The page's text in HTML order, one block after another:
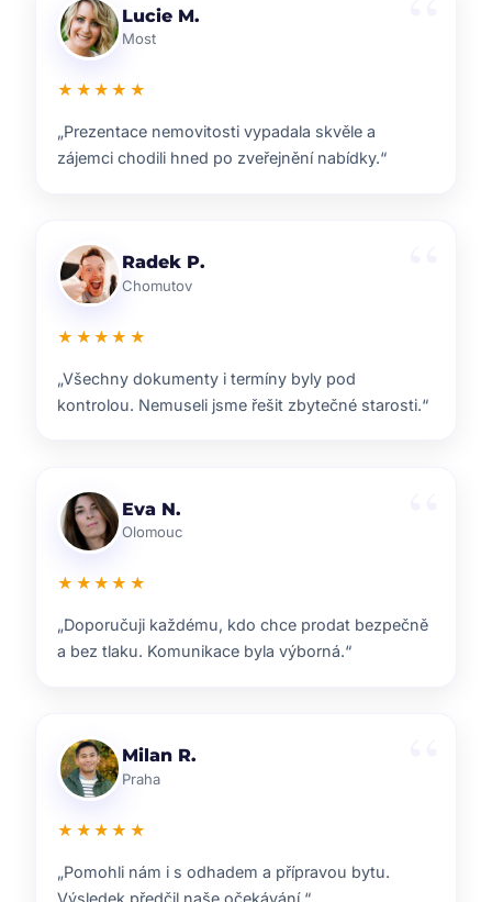
Klára D.
Pardubice
★★★★★
„Rychlá reakce, dobrý marketing a férové jednání.
Přesně takhle si představuji realitní služby.“
Pavel B.
Brno
★★★★★
„Od prvního setkání bylo jasné, že ví, co dělají.
Prodej proběhl hladce a za dobrou cenu.“
Lenka T.
Plzeň
★★★★★
„Velmi příjemná spolupráce. Každý krok nám
vysvětlili a vždy jsme věděli, co nás čeká.“
Ondřej S.
Liberec
★★★★★
„ZOO reality nám pomohli s prodejem domu i s
navazujícím hledáním nového bydlení.“